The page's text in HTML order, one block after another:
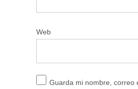
Web
Guarda mi nombre, correo